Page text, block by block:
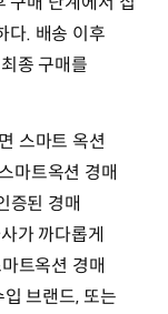
다. 배송 이후
종 구매를
스마트 옥션
마트옥션 경매
증된 경매
가 까다롭게
트옥션 경매
브랜드, 또는